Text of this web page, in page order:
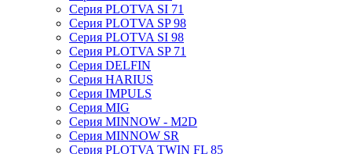
Серия PLOTVA SI 71
Серия PLOTVA SP 98
Серия PLOTVA SI 98
Серия PLOTVA SP 71
Серия DELFIN
Серия HARIUS
Серия IMPULS
Серия MIG
Серия MINNOW - M2D
Серия MINNOW SR
Серия PLOTVA TWIN FL 85